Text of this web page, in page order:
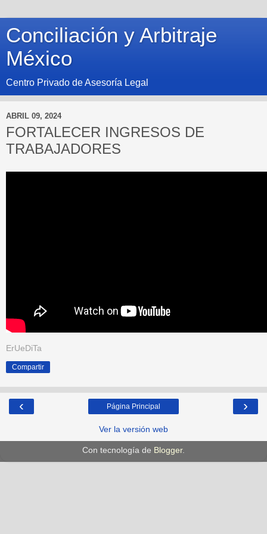
Conciliación y Arbitraje
México
Centro Privado de Asesoría Legal
ABRIL 09, 2024
FORTALECER INGRESOS DE
TRABAJADORES
ErUeDiTa
Compartir
‹ ›
Página Principal
Ver la versión web
Con tecnología de Blogger.